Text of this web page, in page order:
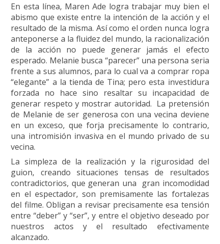
En esta línea, Maren Ade logra trabajar muy bien el
abismo que existe entre la intención de la acción y el
resultado de la misma. Así como el orden nunca logra
anteponerse a la fluidez del mundo, la racionalización
de la acción no puede generar jamás el efecto
esperado. Melanie busca “parecer” una persona seria
frente a sus alumnos, para lo cual va a comprar ropa
“elegante” a la tienda de Tina; pero esta investidura
forzada no hace sino resaltar su incapacidad de
generar respeto y mostrar autoridad. La pretensión
de Melanie de ser generosa con una vecina deviene
en un exceso, que forja precisamente lo contrario,
una intromisión invasiva en el mundo privado de su
vecina.
La simpleza de la realización y la rigurosidad del
guion, creando situaciones tensas de resultados
contradictorios, que generan una gran incomodidad
en el espectador, son premisamente las fortalezas
del filme. Obligan a revisar precisamente esa tensión
entre “deber” y “ser”, y entre el objetivo deseado por
nuestros actos y el resultado efectivamente
alcanzado.